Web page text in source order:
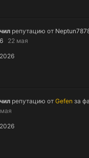
репутацию от
22 мая
репутацию от Gefen за